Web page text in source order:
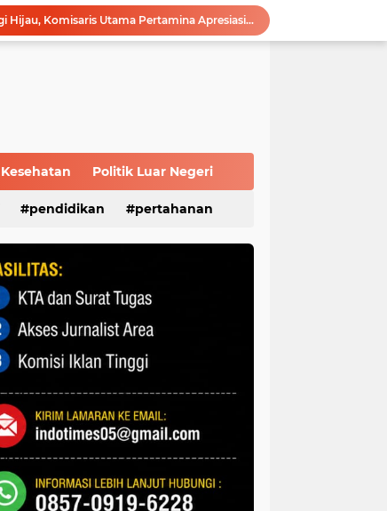
Sambut Masa Depan Energi Hijau, Komisaris Utama Pertamina Apresiasi Langkah Strategis dan Keandalan Kilang Plaju
Survei Kepuasan Masyarakat Beri Nilai 89,56, Pelayanan Kantor DPD RI Sumsel Masuk Kategori Sangat Baik
Melalui Sosialisasi Ekonomi Kreatif Diharapkan Dapat Meningkatkan Kesejahteraan Masyarakat Lokal Demi Terciptanya Sitkamtibmas Yang Kondusif
Disbudpar Sumsel Gelar Grand Final Putera Puteri Sriwijaya 2026, Sekda: Harus Mampu Bawa Sumsel Go Internasional
Kesehatan Politik Luar Negeri
pendidikan pertahanan